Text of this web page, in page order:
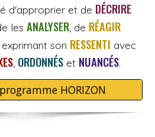
d'approprier et de DÉCRIRE
les ANALYSER , de RÉAGIR
son RESSENTI avec
ORDONNÉS et NUANCÉS.
HORIZON